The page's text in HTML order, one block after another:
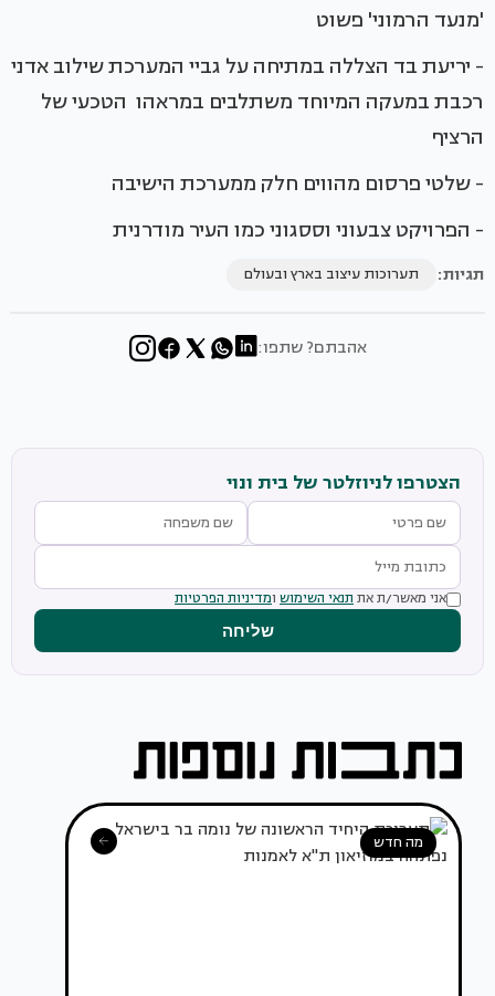
'מנעד הרמוני' פשוט
- יריעת בד הצללה במתיחה על גביי המערכת שילוב אדני
רכבת במעקה המיוחד משתלבים במראהו הטכעי של
הרציף
- שלטי פרסום מהווים חלק ממערכת הישיבה
- הפרויקט צבעוני וססגוני כמו העיר מודרנית
תגיות: תערוכות עיצוב בארץ ובעולם
אהבתם? שתפו:
הצטרפו לניוזלטר של בית ונוי
אני מאשר/ת את תנאי השימוש ומדיניות הפרטיות
שליחה
מה חדש